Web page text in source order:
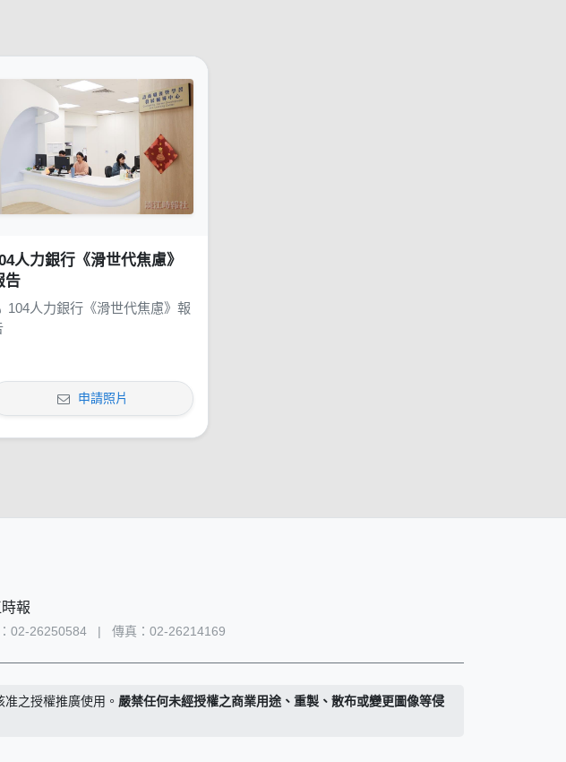
人力銀行《滑世代焦慮》
告
104人力銀行《滑世代焦慮》報
申請照片
報
02-26250584 | 傳真：02-26214169
之授權推廣使用。 嚴禁任何未經授權之商業用途、重製、散布或變更圖像等侵